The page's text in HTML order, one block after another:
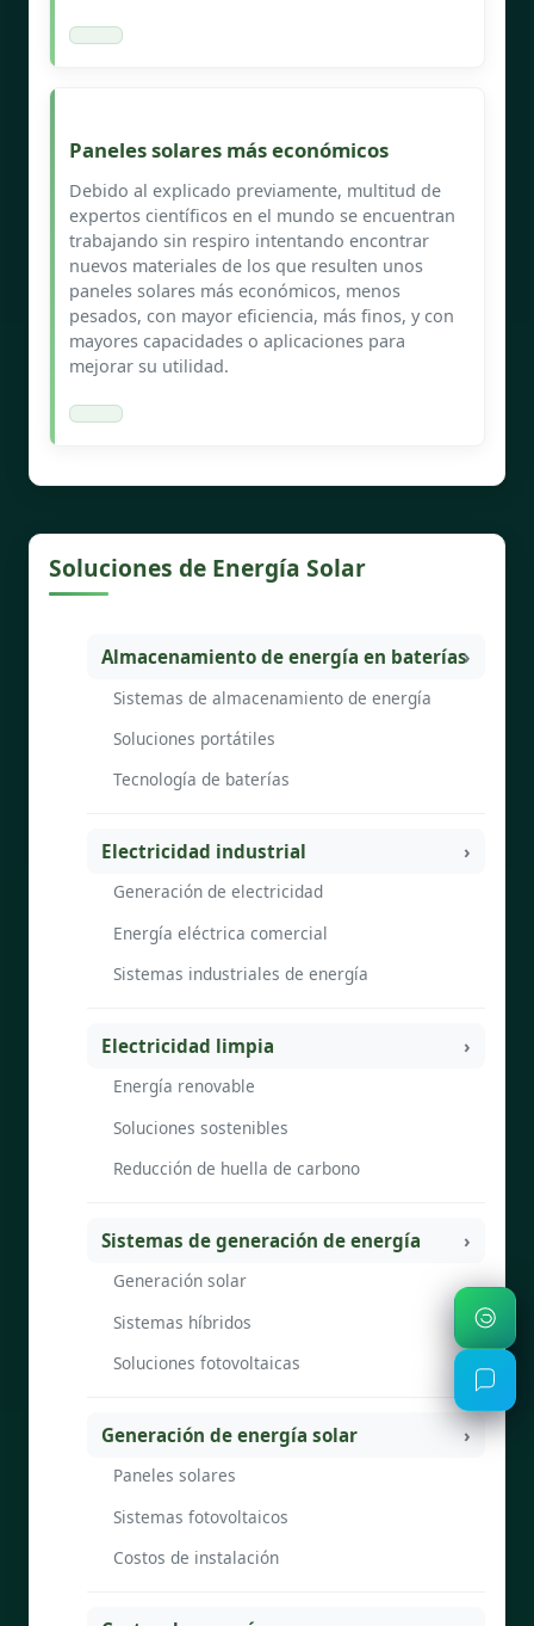
Paneles solares más económicos
Debido al explicado previamente, multitud de
expertos científicos en el mundo se encuentran
trabajando sin respiro intentando encontrar
nuevos materiales de los que resulten unos
paneles solares más económicos, menos
pesados, con mayor eficiencia, más finos, y con
mayores capacidades o aplicaciones para
mejorar su utilidad.
Soluciones de Energía Solar
Almacenamiento de energía en baterías
Sistemas de almacenamiento de energía
Soluciones portátiles
Tecnología de baterías
Electricidad industrial
Generación de electricidad
Energía eléctrica comercial
Sistemas industriales de energía
Electricidad limpia
Energía renovable
Soluciones sostenibles
Reducción de huella de carbono
Sistemas de generación de energía
Generación solar
Sistemas híbridos
Soluciones fotovoltaicas
Generación de energía solar
Paneles solares
Sistemas fotovoltaicos
Costos de instalación